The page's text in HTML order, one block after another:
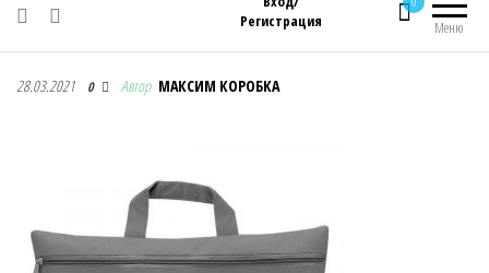
Меню
Регистрация
Первая Украинская Сувенирная Компания
28.03.2021 0 Автор МАКСИМ КОРОБКА